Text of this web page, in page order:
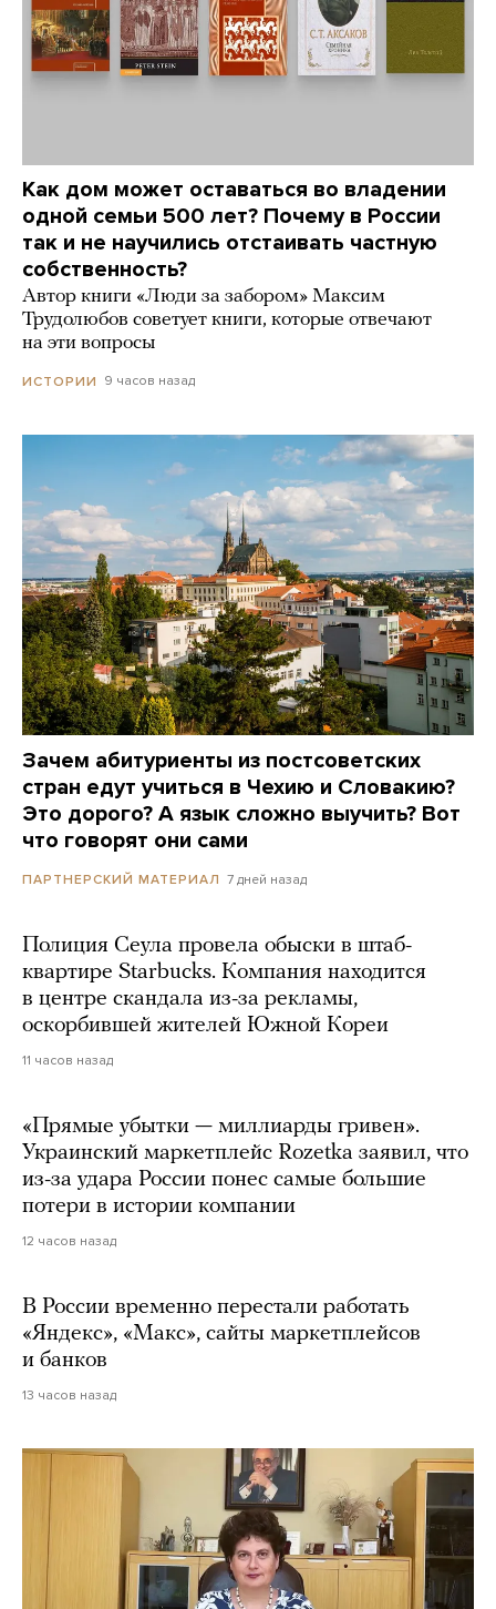
Как дом может оставаться во владении
одной семьи 500 лет? Почему в России
так и не научились отстаивать частную
собственность?
Автор книги «Люди за забором» Максим
Трудолюбов советует книги, которые отвечают
на эти вопросы
ИСТОРИИ 9 часов назад
Зачем абитуриенты из постсоветских
стран едут учиться в Чехию и Словакию?
Это дорого? А язык сложно выучить? Вот
что говорят они сами
ПАРТНЕРСКИЙ МАТЕРИАЛ 7 дней назад
Полиция Сеула провела обыски в штаб-
квартире Starbucks. Компания находится
в центре скандала из-за рекламы,
оскорбившей жителей Южной Кореи
11 часов назад
«Прямые убытки — миллиарды гривен».
Украинский маркетплейс Rozetka заявил, что
из-за удара России понес самые большие
потери в истории компании
12 часов назад
В России временно перестали работать
«Яндекс», «Макс», сайты маркетплейсов
и банков
13 часов назад